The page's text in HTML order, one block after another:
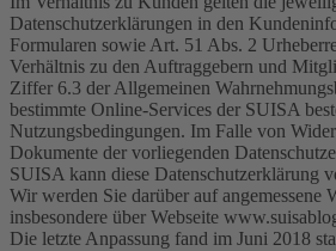
Datenschutzerklärungen in den
Formularen sowie Art. 51 Abs. 2
Verhältnis zu den Auftraggebern und
Ziffer 6.3 der Allgemeinen
bestimmte Online-Services der SUISA
Nutzungsbedingungen. Im Falle von
Dokumente der vorliegenden
SUISA kann diese Datenschutzerklärung
Wir werden Sie darüber auf angemessene
insbesondere über Webseite
Die letzte Anpassung fand im Juni 2018